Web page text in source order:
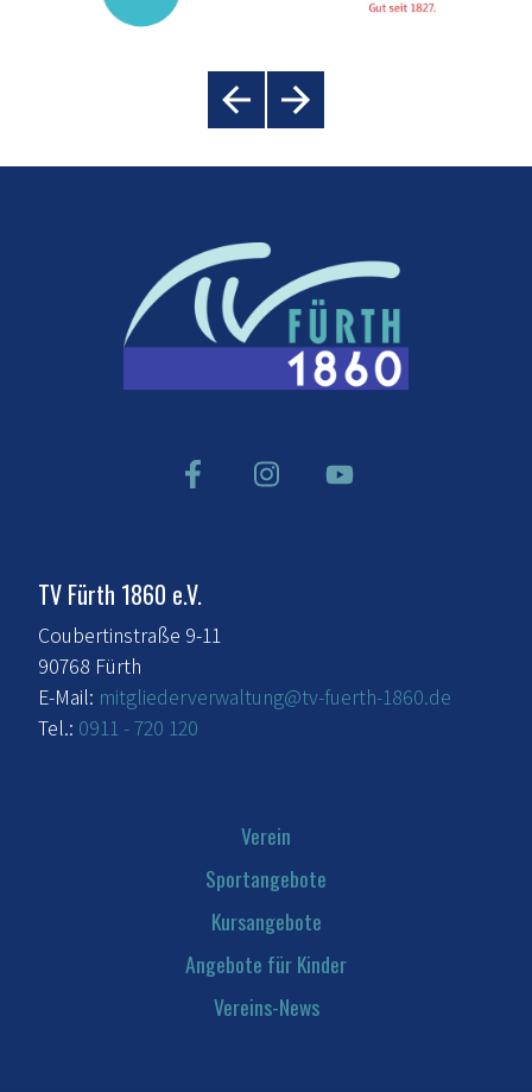
TV Fürth 1860 e.V.
Coubertinstraße 9-11
90768 Fürth
E-Mail: mitgliederverwaltung@tv-fuerth-1860.de
Tel.: 0911 - 720 120
Verein
Sportangebote
Kursangebote
Angebote für Kinder
Vereins-News